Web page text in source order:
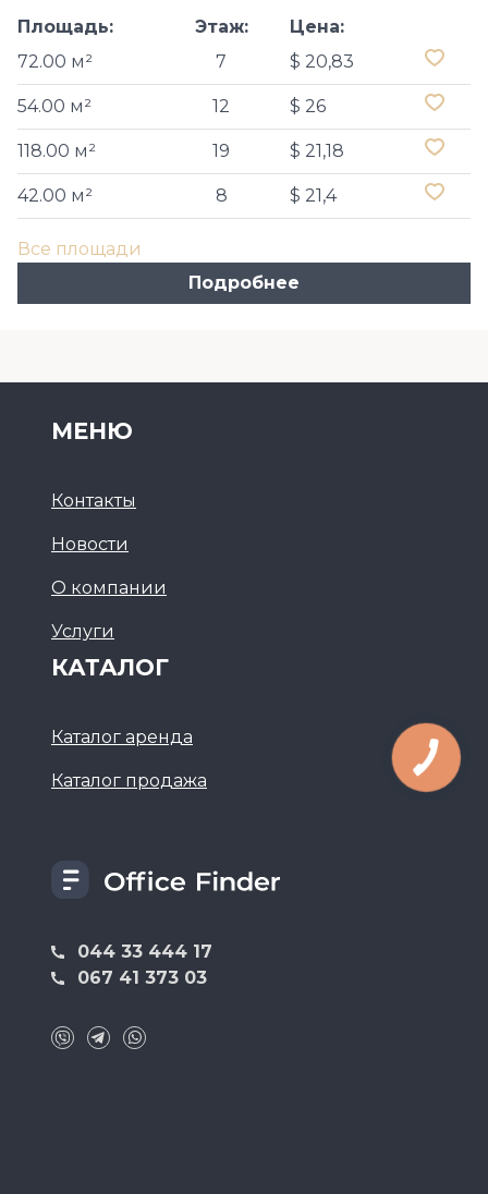
Площадь:
72.00 м²
Этаж:
7
Цена:
$ 20,83
54.00 м² 12 $ 26
118.00 м² 19 $ 21,18
42.00 м² 8 $ 21,4
Все площади
Подробнее
044 33 444 17
067 41 373 03
МЕНЮ
Контакты
Новости
О компании
Услуги
КАТАЛОГ
Каталог аренда
Каталог продажа